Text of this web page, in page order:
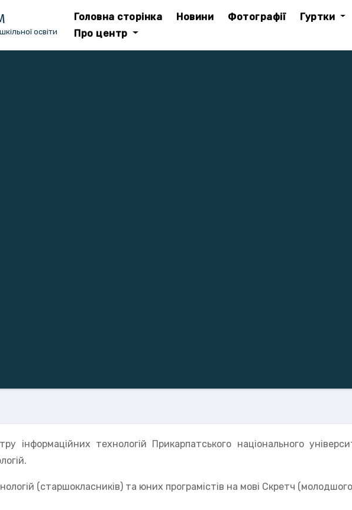
освіти
Головна сторінка Новини Фотографії Гуртки
Про центр
інформаційних технологій Прикарпатського національного
(старшокласників) та юних програмістів на мові Скретч